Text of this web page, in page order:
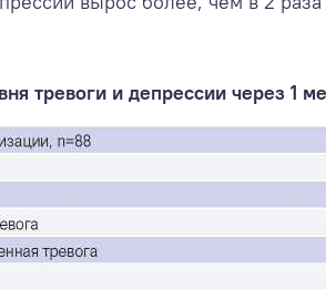
тревоги и депрессии через 1